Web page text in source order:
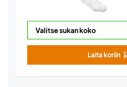
Laita koriin